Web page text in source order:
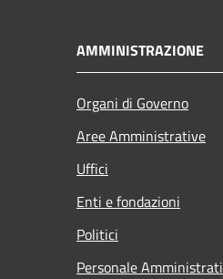
AMMINISTRAZIONE
Organi di Governo
Aree Amministrative
Uffici
Enti e fondazioni
Politici
Personale